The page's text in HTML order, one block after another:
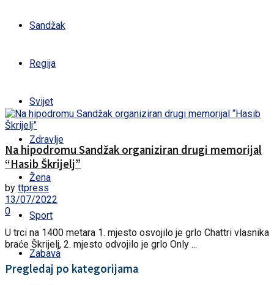
Sandžak
Regija
Svijet
Zdravlje
Žena
Sport
Zabava
Na hipodromu Sandžak organiziran drugi memorijal
“Hasib Škrijelj”
by ttpress
13/07/2022
0
U trci na 1400 metara 1. mjesto osvojilo je grlo Chattri vlasnika
braće Škrijelj, 2. mjesto odvojilo je grlo Only ...
Pregledaj po kategorijama